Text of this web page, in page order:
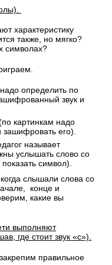
характеристику
также, но мягко?
символах?
определить по
звук и
картинкам надо
зашифровать его).
называет
услышать слово со
символ).
слышали слова со
конце и
какие вы
выполняют
где стоит звук «с»).
правильное